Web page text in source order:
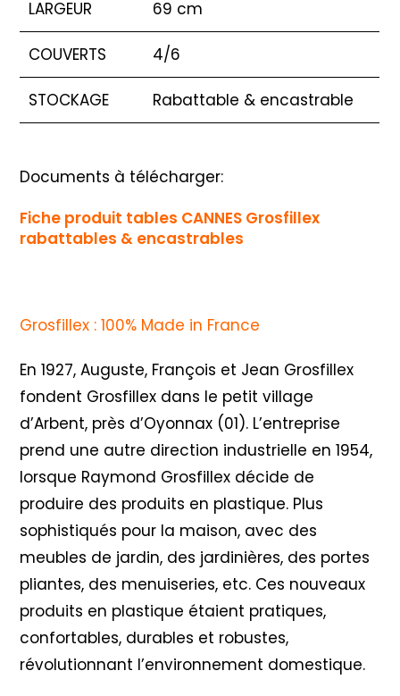
LARGEUR 69 cm
COUVERTS 4/6
STOCKAGE Rabattable & encastrable
Documents à télécharger:
Fiche produit tables CANNES Grosfillex
rabattables & encastrables
Grosfillex : 100% Made in France
En 1927, Auguste, François et Jean Grosfillex
fondent Grosfillex dans le petit village
d’Arbent, près d’Oyonnax (01). L’entreprise
prend une autre direction industrielle en 1954,
lorsque Raymond Grosfillex décide de
produire des produits en plastique. Plus
sophistiqués pour la maison, avec des
meubles de jardin, des jardinières, des portes
pliantes, des menuiseries, etc. Ces nouveaux
produits en plastique étaient pratiques,
confortables, durables et robustes,
révolutionnant l’environnement domestique.